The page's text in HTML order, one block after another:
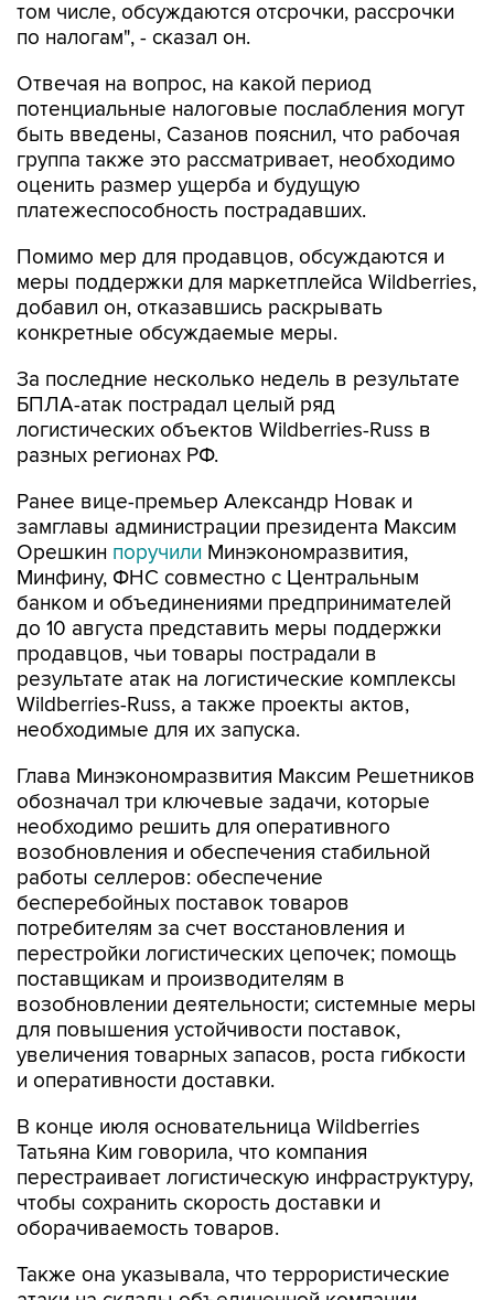
Отвечая на вопрос, на какой период
быть введены, Сазанов пояснил, что рабочая
группа также это рассматривает, необходимо
оценить размер ущерба и будущую
платежеспособность пострадавших.
Помимо мер для продавцов, обсуждаются и
добавил он, отказавшись раскрывать
конкретные обсуждаемые меры.
За последние несколько недель в результате
логистических объектов Wildberries-Russ в
разных регионах РФ.
Ранее вице-премьер Александр Новак и
ОрешкинпоручилиМинэкономразвития,
Минфину, ФНС совместно с Центральным
банком и объединениями предпринимателей
до 10 августа представить меры поддержки
продавцов, чьи товары пострадали в
результате атак на логистические комплексы
Wildberries-Russ, а также проекты актов,
необходимые для их запуска.
Глава Минэкономразвития Максим Решетников
необходимо решить для оперативного
возобновления и обеспечения стабильной
работы селлеров: обеспечение
бесперебойных поставок товаров
потребителям за счет восстановления и
перестройки логистических цепочек; помощь
поставщикам и производителям в
возобновлении деятельности; системные меры
для повышения устойчивости поставок,
увеличения товарных запасов, роста гибкости
и оперативности доставки.
В конце июля основательница Wildberries
перестраивает логистическую инфраструктуру,
чтобы сохранить скорость доставки и
оборачиваемость товаров.
Также она указывала, что террористические
являются обстоятельствами непреодолимой